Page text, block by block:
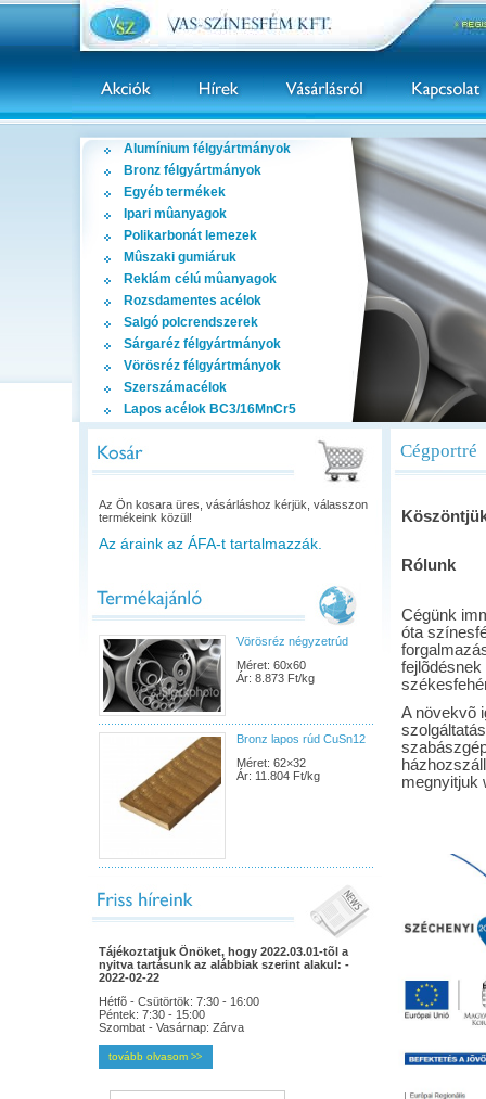
Alumínium félgyártmányok
Bronz félgyártmányok
Egyéb termékek
Ipari mûanyagok
Polikarbonát lemezek
Mûszaki gumiáruk
Reklám célú mûanyagok
Rozsdamentes acélok
Salgó polcrendszerek
Sárgaréz félgyártmányok
Vörösréz félgyártmányok
Szerszámacélok
Lapos acélok BC3/16MnCr5
Az Ön kosara üres, vásárláshoz kérjük, válasszon
termékeink közül!
Az áraink az ÁFA-t tartalmazzák.
Vörösréz négyzetrúd
Méret: 60x60
Ár: 8.873 Ft/kg
Bronz lapos rúd CuSn12
Méret: 62×32
Ár: 11.804 Ft/kg
Tájékoztatjuk Önöket, hogy 2022.03.01-tõl a
nyitva tartásunk az alábbiak szerint alakul: -
2022-02-22
Hétfõ - Csütörtök: 7:30 - 16:00
Péntek: 7:30 - 15:00
Szombat - Vasárnap: Zárva
tovább olvasom >>
Cégportré
Rólunk
Cégünk
óta
A növekvõ
megnyitjuk